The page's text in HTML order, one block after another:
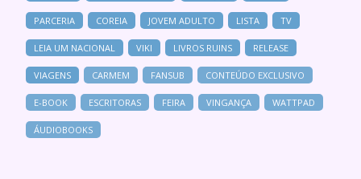
PARCERIA COREIA JOVEM ADULTO LISTA TV
LEIA UM NACIONAL VIKI LIVROS RUINS RELEASE
VIAGENS CARMEM FANSUB CONTEÚDO EXCLUSIVO
E-BOOK ESCRITORAS FEIRA VINGANÇA WATTPAD
ÁUDIOBOOKS